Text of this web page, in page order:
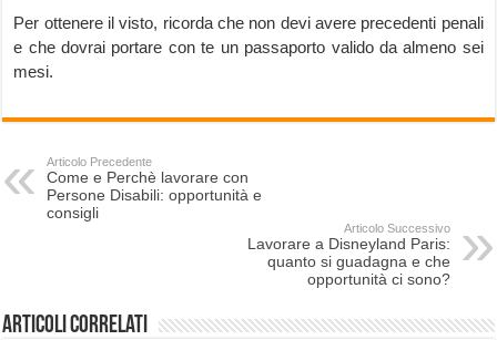
Per ottenere il visto, ricorda che non devi avere precedenti penali
e che dovrai portare con te un passaporto valido da almeno sei
mesi.
Articolo Precedente
Come e Perchè lavorare con
Persone Disabili: opportunità e
consigli
Articolo Successivo
Lavorare a Disneyland Paris:
quanto si guadagna e che
opportunità ci sono?
Articoli correlati